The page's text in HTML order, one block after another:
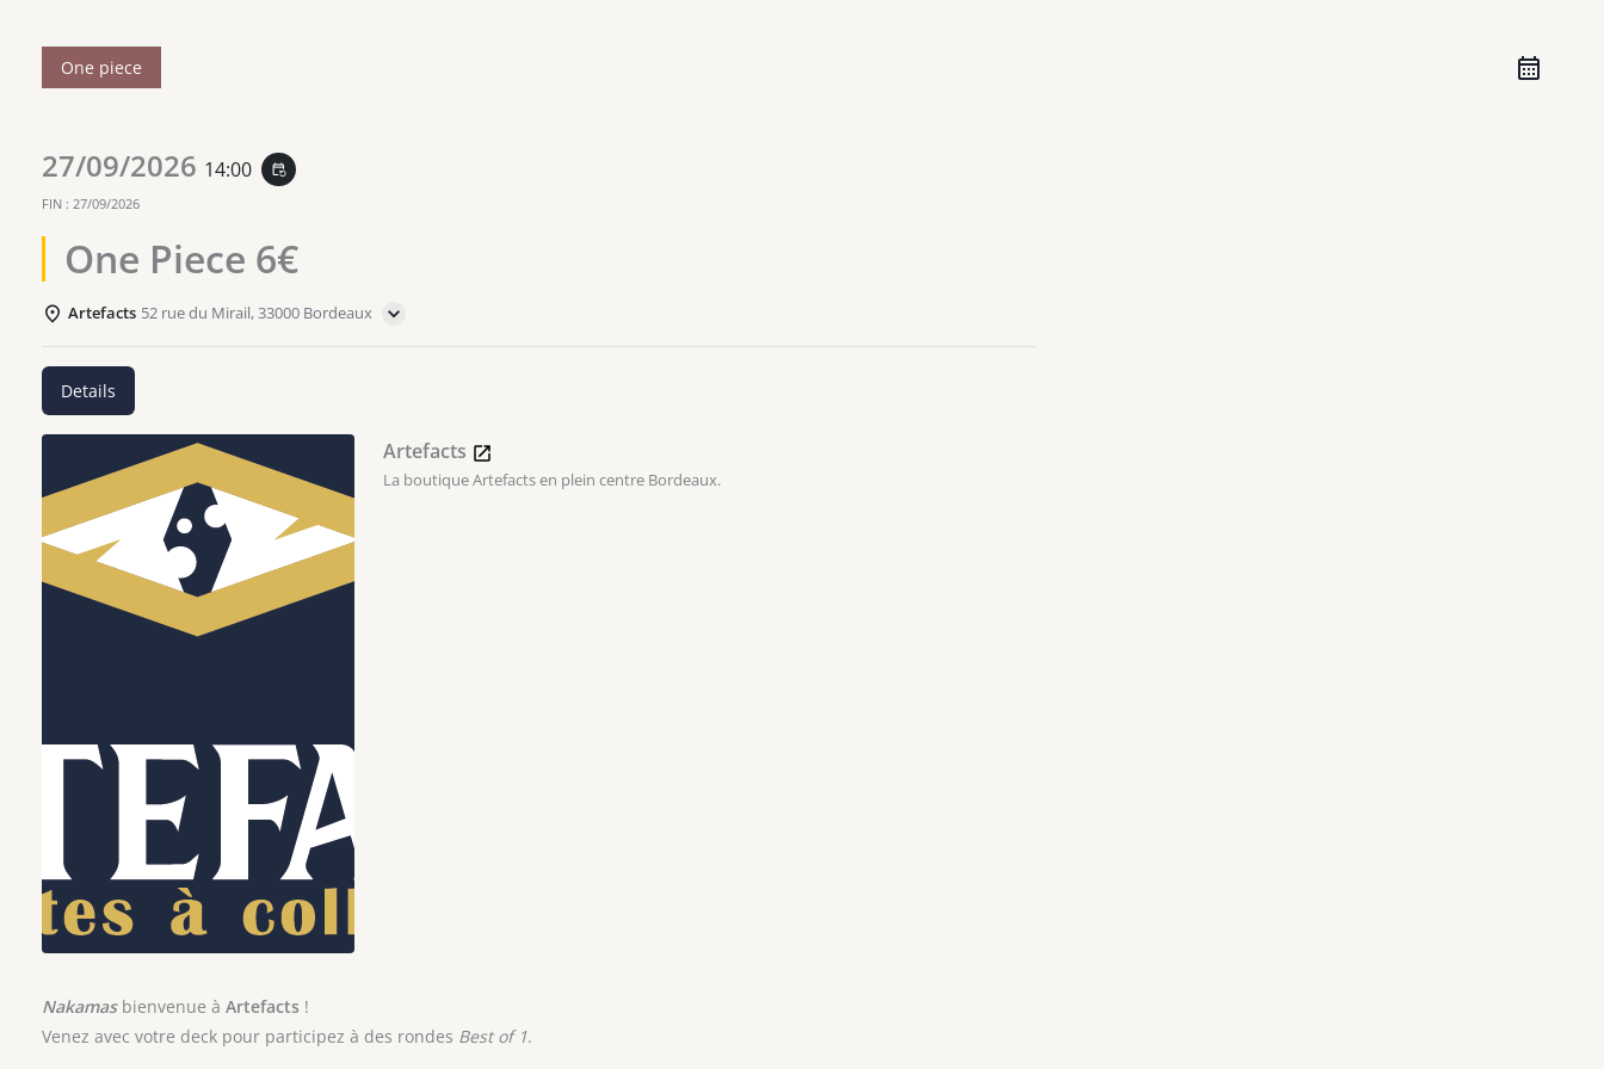
One piece
27/09/2026 14:00 event_repeat
FIN : 27/09/2026
One Piece 6€
Artefacts 52 rue du Mirail, 33000 Bordeaux
Details
Artefacts
La boutique Artefacts en plein centre Bordeaux.
Nakamas bienvenue à Artefacts !
Venez avec votre deck pour participez à des rondes Best of 1.